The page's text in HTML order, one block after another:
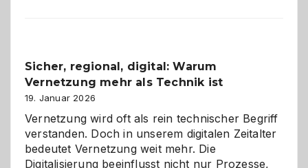
ein
dreifaches
Alaaf!
Sicher, regional, digital: Warum
Vernetzung mehr als Technik ist
19. Januar 2026
Vernetzung wird oft als rein technischer Begriff
verstanden. Doch in unserem digitalen Zeitalter
bedeutet Vernetzung weit mehr. Die
Digitalisierung beeinflusst nicht nur Prozesse,